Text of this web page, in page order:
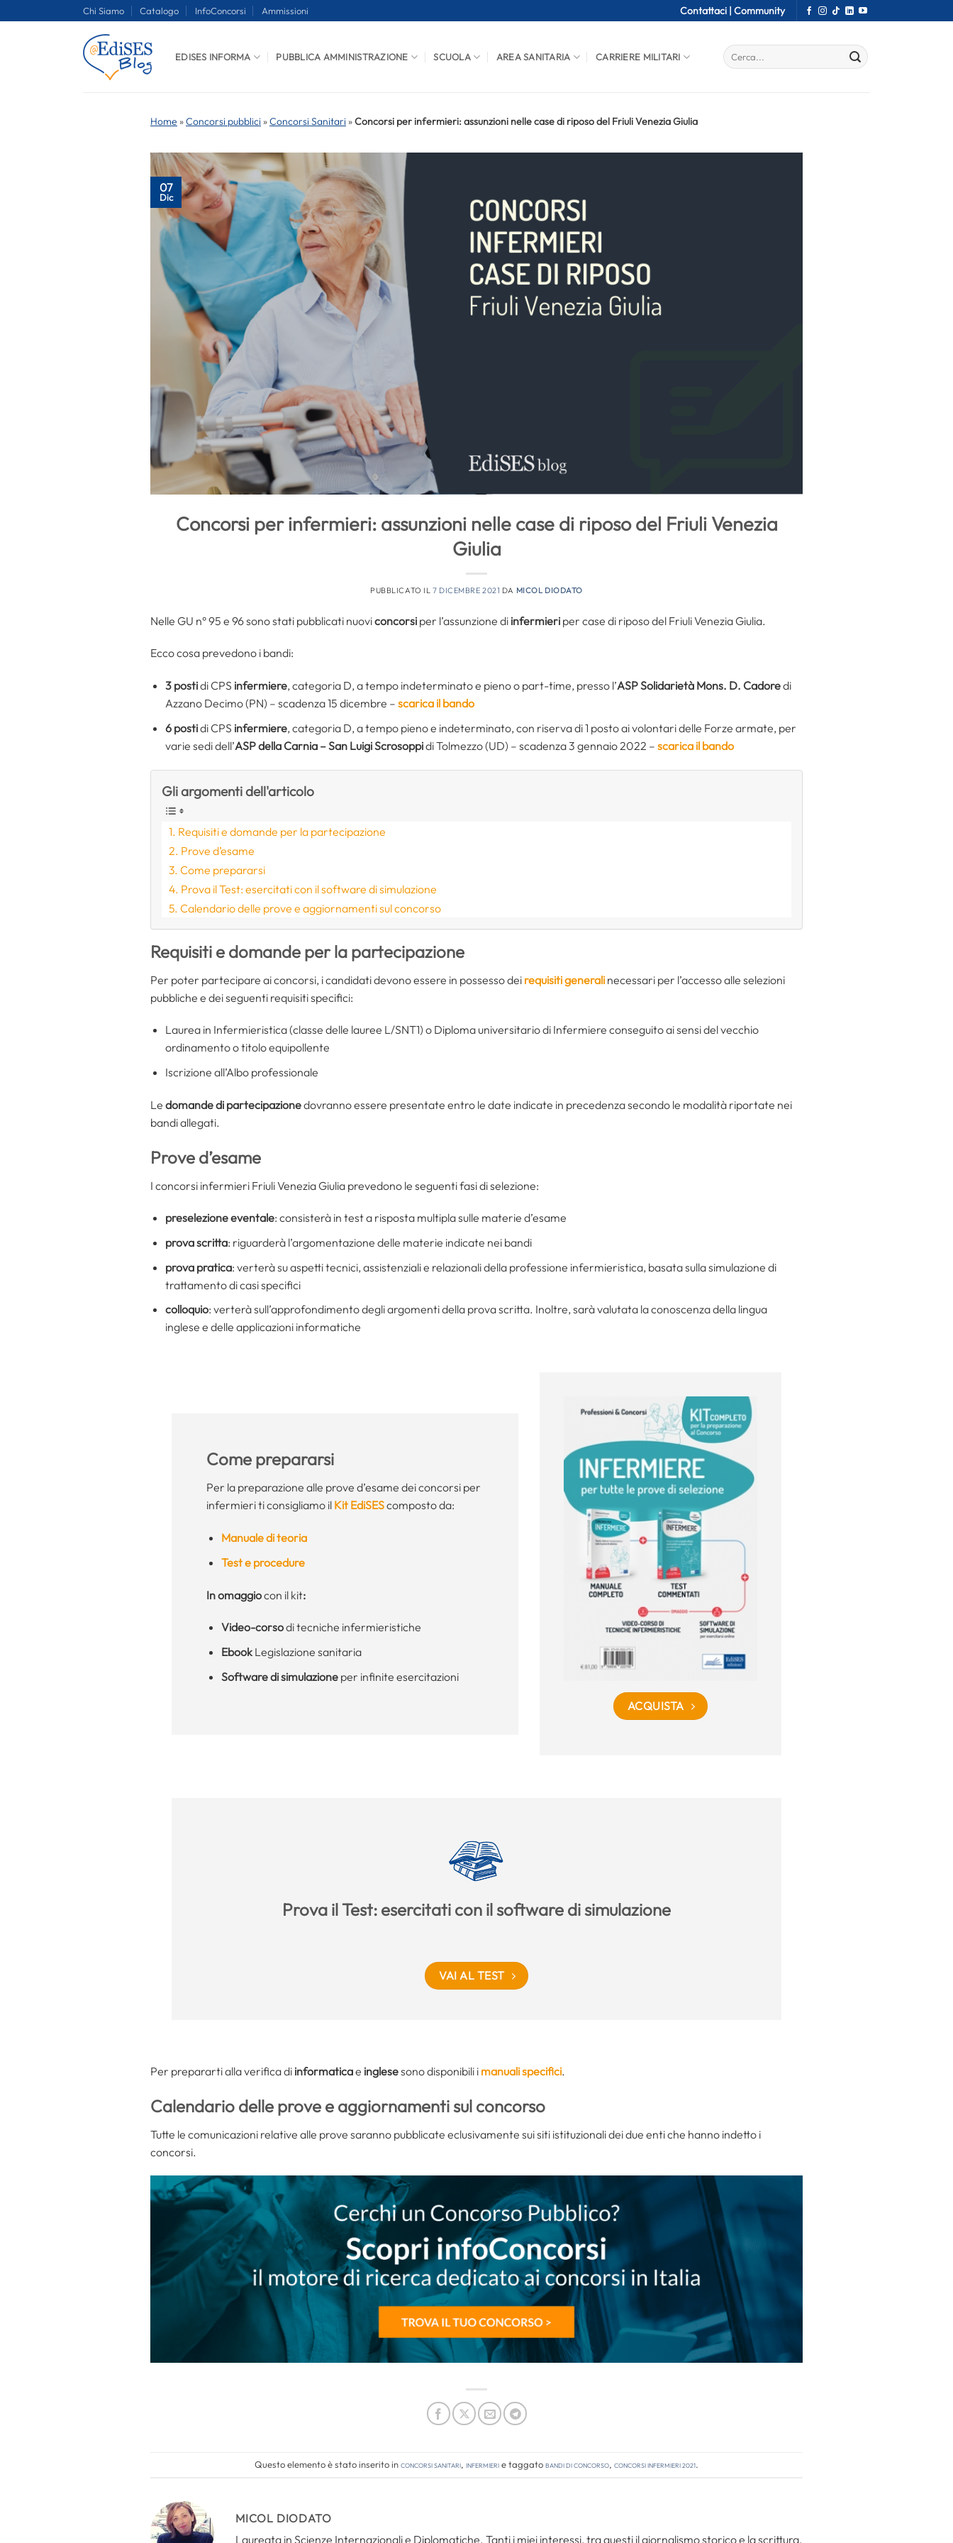
Chi Siamo Catalogo InfoConcorsi Ammissioni Contattaci | Community
EDISES INFORMA PUBBLICA AMMINISTRAZIONE SCUOLA AREA SANITARIA CARRIERE MILITARI
Home »Concorsi pubblici »Concorsi Sanitari »Concorsi per infermieri: assunzioni nelle case di riposo del Friuli Venezia Giulia
07
Dic
Concorsi per infermieri: assunzioni nelle case di riposo del Friuli Venezia
Giulia
PUBBLICATO IL 7 DICEMBRE 2021 DA MICOL DIODATO
Nelle GU n° 95 e 96 sono stati pubblicati nuoviconcorsi per l’assunzione di infermieri per case di riposo del Friuli Venezia Giulia.
Ecco cosa prevedono i bandi:
3 postidi CPS infermiere, categoria D, a tempo indeterminato e pieno o part-time, presso l’ASP Solidarietà Mons. D. Cadoredi
Azzano Decimo (PN) – scadenza 15 dicembre – scarica il bando
6 postidi CPS infermiere, categoria D, a tempo pieno e indeterminato, con riserva di 1 posto ai volontari delle Forze armate, per
varie sedi dell’ASP della Carnia – San Luigi Scrosoppidi Tolmezzo (UD) – scadenza 3 gennaio 2022 – scarica il bando
Gli argomenti dell'articolo
Requisiti e domande per la partecipazione
Prove d’esame
Come prepararsi
Prova il Test: esercitati con il software di simulazione
Calendario delle prove e aggiornamenti sul concorso
Requisiti e domande per la partecipazione
Per poter partecipare ai concorsi, i candidati devono essere in possesso dei requisiti generali necessari per l’accesso alle selezioni
pubbliche e dei seguenti requisiti specifici:
Laurea in Infermieristica (classe delle lauree L/SNT1) o Diploma universitario di Infermiere conseguito ai sensi del vecchio
ordinamento o titolo equipollente
Iscrizione all’Albo professionale
Le domande di partecipazionedovranno essere presentate entro le date indicate in precedenza secondo le modalità riportate nei
bandi allegati.
Prove d’esame
I concorsi infermieri Friuli Venezia Giulia prevedono le seguenti fasi di selezione:
preselezione eventale: consisterà in test a risposta multipla sulle materie d’esame
prova scritta: riguarderà l’argomentazione delle materie indicate nei bandi
prova pratica: verterà su aspetti tecnici, assistenziali e relazionali della professione infermieristica, basata sulla simulazione di
trattamento di casi specifici
colloquio: verterà sull’approfondimento degli argomenti della prova scritta. Inoltre, sarà valutata la conoscenza della lingua
inglese e delle applicazioni informatiche
Come prepararsi
Per la preparazione alle prove d’esame dei concorsi per
infermieri ti consigliamo il Kit EdiSEScomposto da:
Manuale di teoria
Test e procedure
In omaggiocon il kit:
Video-corsodi tecniche infermieristiche
Ebook Legislazione sanitaria
Software di simulazioneper infinite esercitazioni
ACQUISTA
Prova il Test: esercitati con il software di simulazione
VAI AL TEST
Per prepararti alla verifica di informaticae inglesesono disponibili i manuali specifici.
Calendario delle prove e aggiornamenti sul concorso
Tutte le comunicazioni relative alle prove saranno pubblicate eclusivamente sui siti istituzionali dei due enti che hanno indetto i
concorsi.
Questo elemento è stato inserito inConcorsi Sanitari, Infermierie taggatobandi di concorso, concorsi infermieri 2021.
MICOL DIODATO
Laureata in Scienze Internazionali e Diplomatiche. Tanti i miei interessi, tra questi il giornalismo storico e la scrittura.